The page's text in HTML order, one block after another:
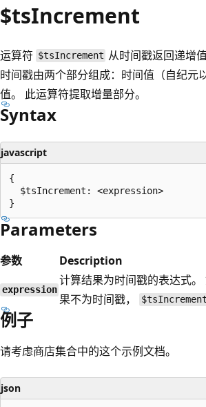
$tsIncrement
运算符 $tsIncrement 从时间戳返回递增
时间戳由两个部分组成：时间值（自纪元
值。 此运算符提取增量部分。
Syntax
javascript
{
  $tsIncrement: <expression>
Parameters
参数 Description
expression
计算结果为时间戳的表达式
果不为时间戳，
$tsIncrement
例子
请考虑商店集合中的这个示例文档。
json